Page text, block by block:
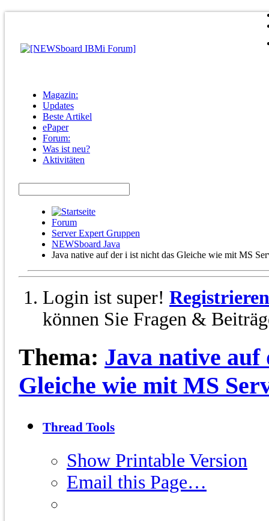
Magazin:
Updates
Beste Artikel
ePaper
Forum:
Was ist neu?
Aktivitäten
Forum
Server Expert Gruppen
NEWSboard Java
Java native auf der i ist nicht das Gleiche wie mit MS
Login ist super! Registrieren
können Sie Fragen &
Thema: Java native
Gleiche wie mit MS
Thread Tools
Show Printable Version
Email this Page…